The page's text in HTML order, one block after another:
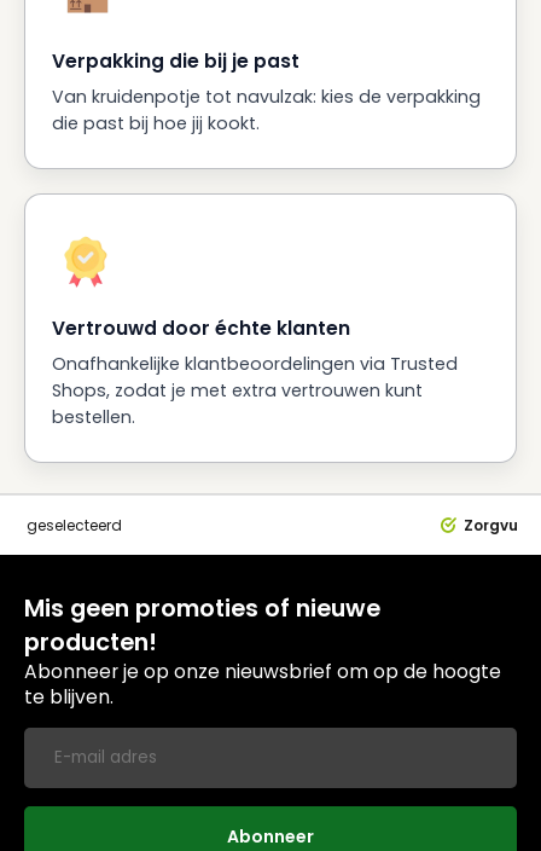
Verpakking die bij je past
Van kruidenpotje tot navulzak: kies de verpakking
die past bij hoe jij kookt.
Vertrouwd door échte klanten
Onafhankelijke klantbeoordelingen via Trusted
Shops, zodat je met extra vertrouwen kunt
bestellen.
geselecteerd
Mis geen promoties of nieuwe
producten!
Abonneer je op onze nieuwsbrief om op de hoogte
te blijven.
Abonneer